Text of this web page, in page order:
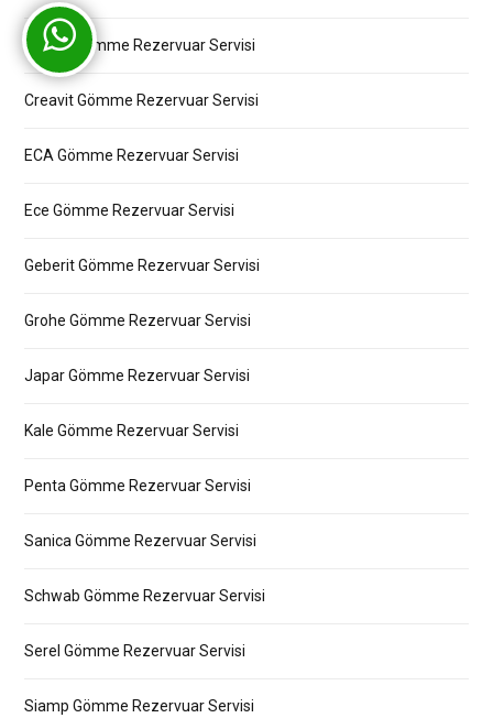
Bocchi Gömme Rezervuar Servisi
Creavit Gömme Rezervuar Servisi
ECA Gömme Rezervuar Servisi
Ece Gömme Rezervuar Servisi
Geberit Gömme Rezervuar Servisi
Grohe Gömme Rezervuar Servisi
Japar Gömme Rezervuar Servisi
Kale Gömme Rezervuar Servisi
Penta Gömme Rezervuar Servisi
Sanica Gömme Rezervuar Servisi
Schwab Gömme Rezervuar Servisi
Serel Gömme Rezervuar Servisi
Siamp Gömme Rezervuar Servisi